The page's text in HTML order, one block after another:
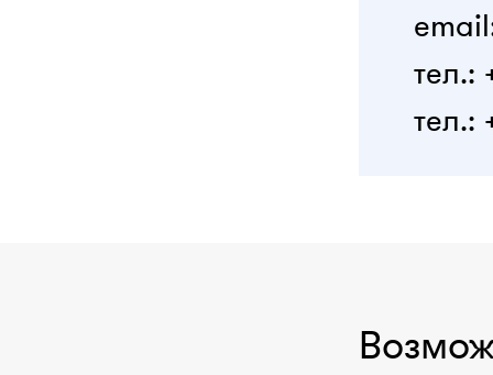
тел.:
тел.: